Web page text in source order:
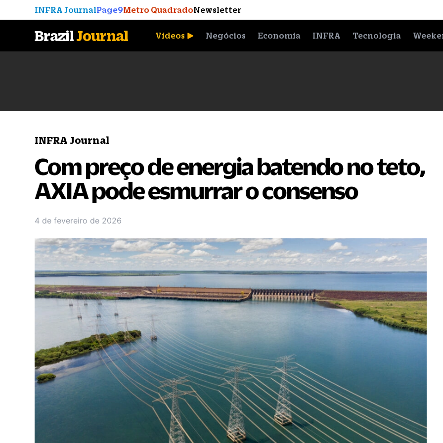
INFRA JournalPage9Metro QuadradoNewsletter
BrazilJournal Vídeos Negócios Economia INFRA Tecnologia
INFRA Journal
Com preço de energia batendo no teto,
AXIA pode esmurrar o consenso
4 de fevereiro de 2026